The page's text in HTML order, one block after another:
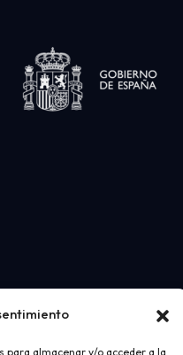
para almacenar y/o acceder a la